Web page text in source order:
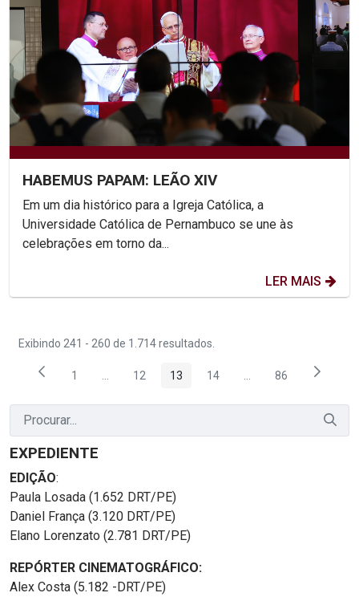
HABEMUS PAPAM: LEÃO XIV
Em um dia histórico para a Igreja Católica, a
Universidade Católica de Pernambuco se une às
celebrações em torno da...
LER MAIS
Exibindo 241 - 260 de 1.714 resultados.
Página
1 Páginas intermediárias Usar ABA para navegar.
Página
12 Página
13 Página
14 PáginasPágina
86
EXPEDIENTE
EDIÇÃO:
Paula Losada (1.652 DRT/PE)
Daniel França (3.120 DRT/PE)
Elano Lorenzato (2.781 DRT/PE)
REPÓRTER CINEMATOGRÁFICO:
Alex Costa (5.182 -DRT/PE)